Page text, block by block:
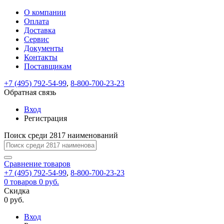
ВходРегистрация
Только
test@example.com
отправлена
по
ней
для
регистрации.
Ок
Только
Запомнить
меня
Забыли
Восстановление
пароля
Заполните
форму.
Мы
отправим
ссылку
на
указанный
электронный
адрес,
перейдя
по
которой
вы
новый
На
вашу
test@test.ru
отправлена
ссылка.
Перейдите
по
для
смены
пароля.
Введите
новый
пароль
Сменить
Пароль
успешно
Войти
Обратная
связь
Сообщение
пользовательского
соглашения
Ваше
сообщение
успешно
О компании
Оплата
Доставка
Сервис
Документы
Контакты
Поставщикам
+7 (495) 792-54-99, 8-800-700-23-23
Обратная связь
Вход
Регистрация
Поиск среди 2817 наименований
Сравнение товаров
+7 (495) 792-54-99, 8-800-700-23-23
0 товаров 0 руб.
Скидка
0 руб.
Вход